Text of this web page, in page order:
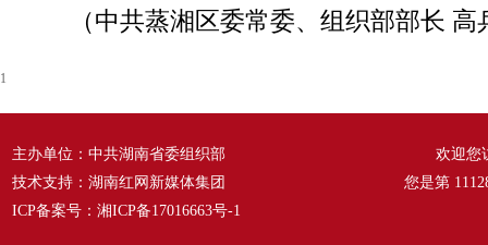
（中共蒸湘区委常委、组织部部长 高
1
主办单位：中共湖南省委组织部
技术支持：湖南红网新媒体集团
ICP备案号： 湘ICP备17016663号-1
欢迎您
您是第